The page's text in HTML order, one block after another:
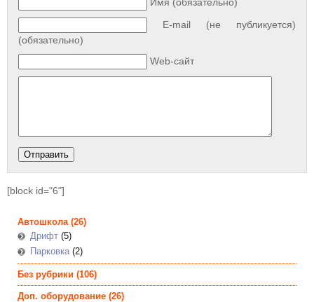
E-mail (не публикуется)
(обязательно)
Web-сайт
[block id="6"]
Автошкола(26)
Дрифт (5)
Парковка(2)
Без рубрики (106)
Доп. оборудование (26)